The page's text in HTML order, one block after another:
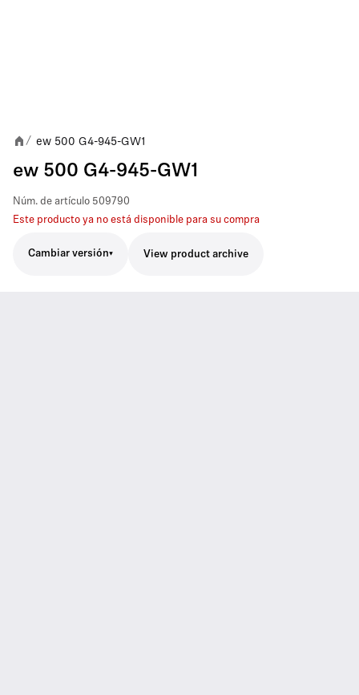
/ ew 500 G4-945-GW1
ew 500 G4-945-GW1
Núm. de artículo 509790
Este producto ya no está disponible para su compra
Cambiar versión View product archive